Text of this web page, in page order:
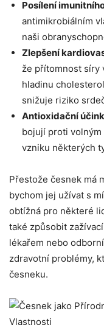
Posílení
antimikrobiálním
naši
Zlepšení
že přítomnost síry​
hladinu
snižuje riziko
Antioxidační
bojují proti
vzniku některých
Přestože česnek má
⁤bychom jej užívat s
obtížná pro některé
také⁤ způsobit
lékařem nebo
zdravotní‍ problémy,
česneku.